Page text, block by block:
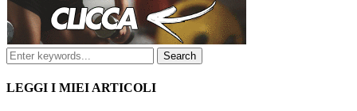
LEGGI I MIEI ARTICOLI